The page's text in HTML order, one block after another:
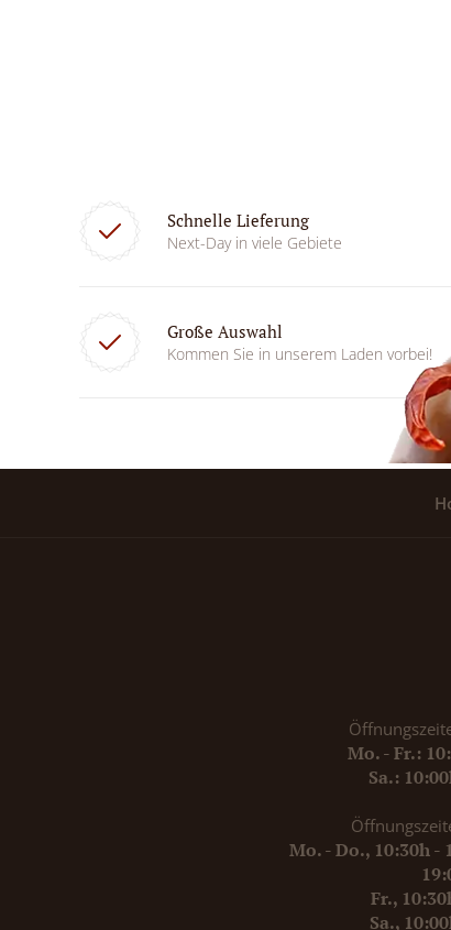
Schnelle Lieferung
Next-Day in viele Gebiete
Große Auswahl
Kommen Sie in unserem Laden vorbei!
Mo. - Fr.:
Sa.:
Mo. - Do., 10:30h -
Fr.,
Sa.,